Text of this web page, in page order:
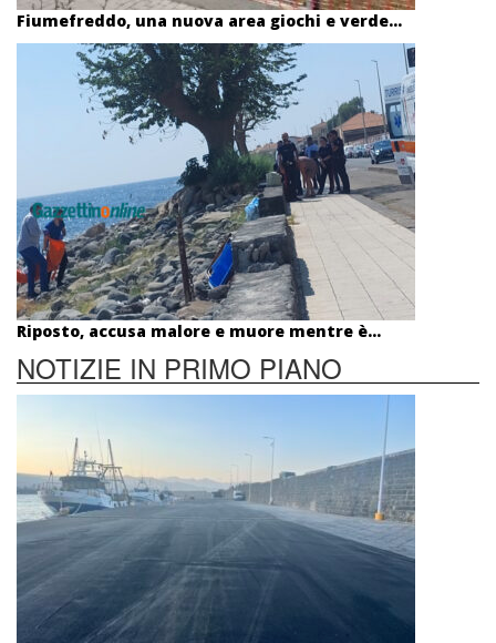
Fiumefreddo, una nuova area giochi e verde...
Riposto, accusa malore e muore mentre è...
NOTIZIE IN PRIMO PIANO